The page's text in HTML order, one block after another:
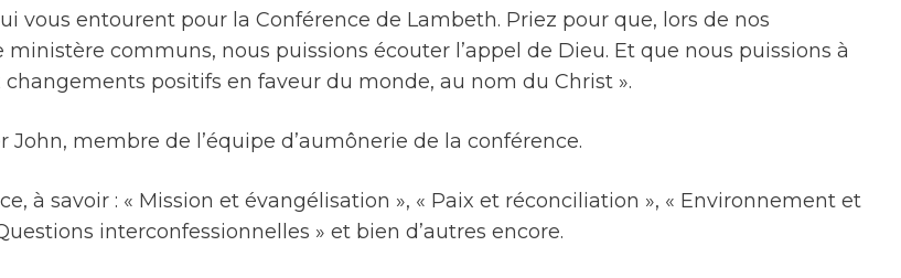
vous entourent pour la Conférence de Lambeth. Priez pour que, lors de nos
communs, nous puissions écouter l’appel de Dieu. Et que nous puissions à
positifs en faveur du monde, au nom du Christ ».
membre de l’équipe d’aumônerie de la conférence.
à savoir : « Mission et évangélisation », « Paix et réconciliation », « Environnement et
interconfessionnelles » et bien d’autres encore.